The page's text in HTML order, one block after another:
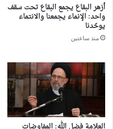
أزهر البقاع يجمع البقاع تحت سقف
واحد: الإنماء يجمعنا والانتماء
يوحّدنا
منذ ساعتين